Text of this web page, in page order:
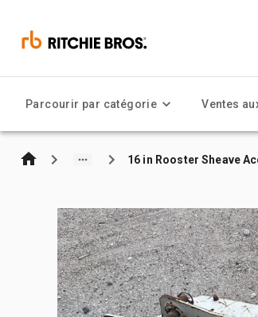
Parcourir par catégorie Ventes
16 in Rooster Sheave